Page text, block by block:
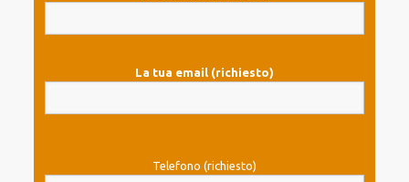
La tua email (richiesto)
Telefono (richiesto)